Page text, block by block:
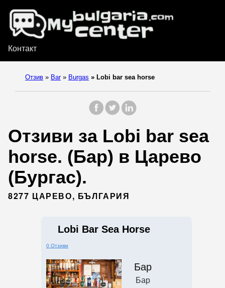
Контакт
Отзив » Bar » Burgas » Lobi bar sea horse
Отзиви за Lobi bar sea
horse. (Бар) в Царево
(Бургас).
8277 ЦАРЕВО, БЪЛГАРИЯ
Lobi Bar Sea Horse
0 Отзиви
Бар
Бар